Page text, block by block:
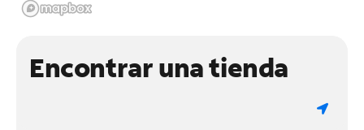
Encontrar una tienda